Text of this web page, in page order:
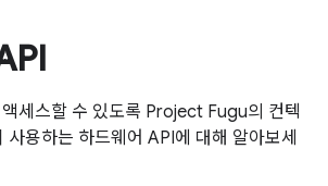
세스할 수 있도록 Project Fugu의 컨텍
용하는 하드웨어 API에 대해 알아보세